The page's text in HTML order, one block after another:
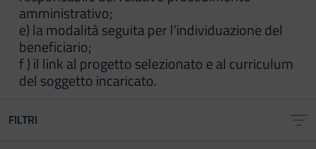
amministrativo;
e) la modalità seguita per l’individuazione del
beneficiario;
f ) il link al progetto selezionato e al curriculum
del soggetto incaricato.
FILTRI